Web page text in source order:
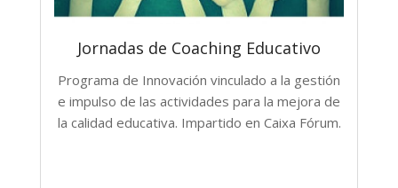
Jornadas de Coaching Educativo
Programa de Innovación vinculado a la gestión
e impulso de las actividades para la mejora de
la calidad educativa. Impartido en Caixa Fórum.